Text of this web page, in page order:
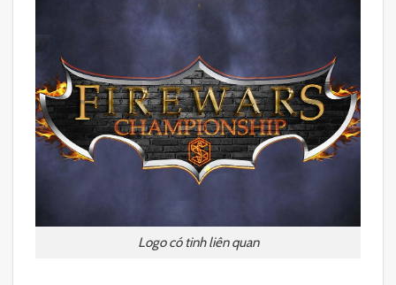
Logo có tinh liên quan